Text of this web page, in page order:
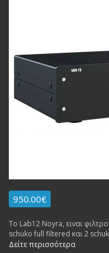
950.00€
Το Lab12 Noyra, ειναι
schuko full filtered και 2
Δείτε περισσότερα